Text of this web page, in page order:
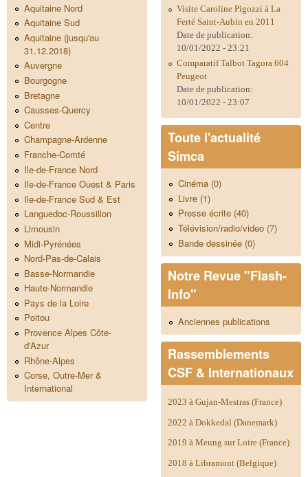
Aquitaine Nord
Aquitaine Sud
Aquitaine (jusqu'au
31.12.2018)
Auvergne
Bourgogne
Bretagne
Causses-Quercy
Centre
Champagne-Ardenne
Franche-Comté
Ile-de-France Nord
Ile-de-France Ouest & Paris
Ile-de-France Sud & Est
Languedoc-Roussillon
Limousin
Midi-Pyrénées
Nord-Pas-de-Calais
Basse-Normandie
Haute-Normandie
Pays de la Loire
Poitou
Provence Alpes Côte-
d'Azur
Rhône-Alpes
Corse, Outre-Mer &
International
Visite Caroline Pigozzi à La
Ferté Saint-Aubin en 2011
Date de publication:
10/01/2022 - 23:21
Comparatif Talbot Tagora 604
Peugeot
Date de publication:
10/01/2022 - 23:07
Toute l'actualité
Simca
Cinéma (0)
Livre (1)
Presse écrite (40)
Télévision/radio/video (7)
Bande dessinée (0)
Notre Revue "Flash-
Info"
Anciennes publications
Rassemblements
CSF & Internationaux
2023 à Gujan-Mestras (France)
2022 à Dokkedal (Danemark)
2019 à Meung sur Loire (France)
2018 à Libramont (Belgique)